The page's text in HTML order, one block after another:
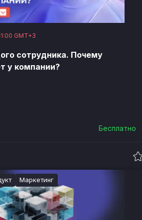
GMT+3
сотрудника. Почему
у компании?
Бесплатно
Маркетинг